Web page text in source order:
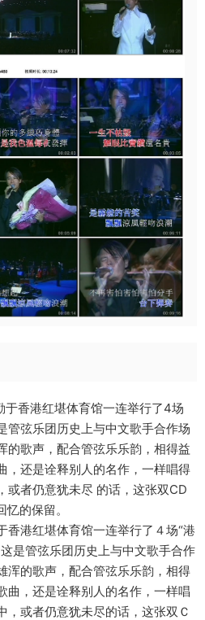
香港红堪体育馆一连举行了4场
管弦乐团历史上与中文歌手合作场
的歌声，配合管弦乐乐韵，相得益
，还是诠释别人的名作，一样唱得
或者仍意犹未尽 的话，这张双CD
的保留。
香港红堪体育馆一连举行了４场“港
是管弦乐团历史上与中文歌手合作
浑的歌声，配合管弦乐乐韵，相得
曲，还是诠释别人的名作，一样唱
，或者仍意犹未尽的话，这张双Ｃ